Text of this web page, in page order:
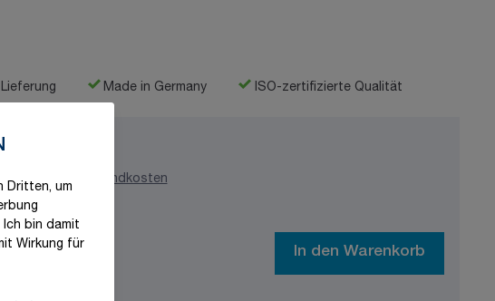
Dritten, um
bin damit
Wirkung für
Made in Germany ISO-zertifizierte Qualität
und zzgl. Versandkosten
in 1-2 Tage
In den Warenkorb